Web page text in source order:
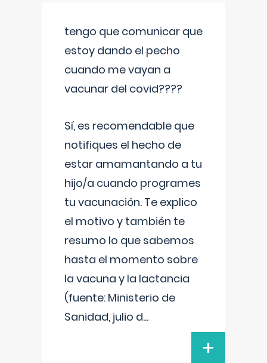
tengo que comunicar que
estoy dando el pecho
cuando me vayan a
vacunar del covid????
Sí, es recomendable que
notifiques el hecho de
estar amamantando a tu
hijo/a cuando programes
tu vacunación. Te explico
el motivo y también te
resumo lo que sabemos
hasta el momento sobre
la vacuna y la lactancia
(fuente: Ministerio de
Sanidad, julio d...
+